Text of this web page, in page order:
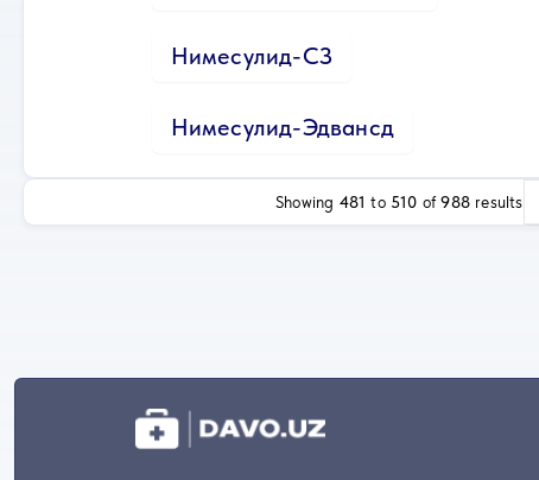
Нимесулид-СЗ
Нимесулид-Эдвансд
Showing 481 to 510 of988 results